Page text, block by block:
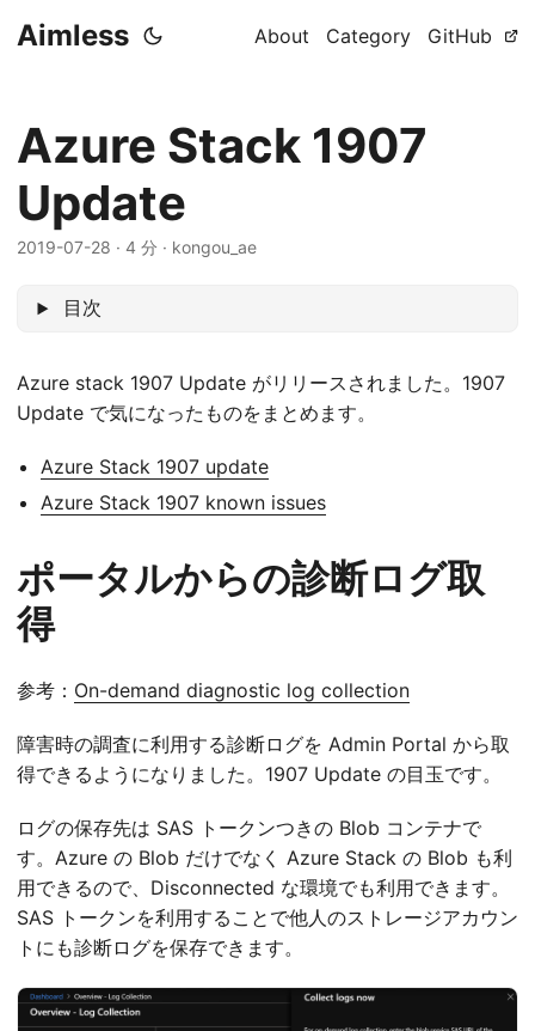
Aimless About Category GitHub
Azure Stack 1907
Update
2019-07-28 · 4 分 · kongou_ae
目次
Azure stack 1907 Update がリリースされました。1907
Update で気になったものをまとめます。
Azure Stack 1907 update
Azure Stack 1907 known issues
ポータルからの診断ログ取
得
参考： On-demand diagnostic log collection
障害時の調査に利用する診断ログを Admin Portal から取
得できるようになりました。1907 Update の目玉です。
ログの保存先は SAS トークンつきの Blob コンテナで
す。Azure の Blob だけでなく Azure Stack の Blob も利
用できるので、Disconnected な環境でも利用できます。
SAS トークンを利用することで他人のストレージアカウン
トにも診断ログを保存できます。